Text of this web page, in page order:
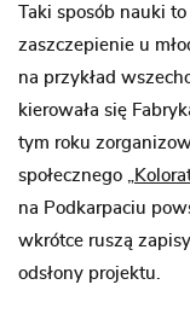
Taki sposób nauki
zaszczepienie u
na przykład
kierowała się
tym roku
społecznego
na Podkarpaciu
wkrótce ruszą
odsłony projektu.